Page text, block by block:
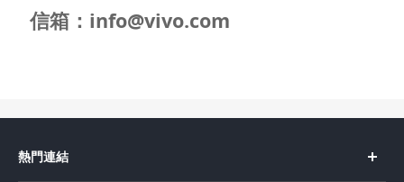
信箱：info@vivo.com
熱門連結